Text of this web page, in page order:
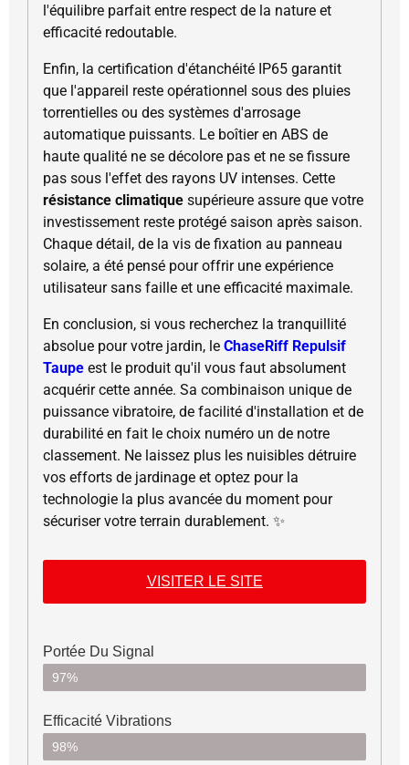
l'équilibre parfait entre respect de la nature et
efficacité redoutable.
Enfin, la certification d'étanchéité IP65 garantit
que l'appareil reste opérationnel sous des pluies
torrentielles ou des systèmes d'arrosage
automatique puissants. Le boîtier en ABS de
haute qualité ne se décolore pas et ne se fissure
pas sous l'effet des rayons UV intenses. Cette
résistance climatique supérieure assure que votre
investissement reste protégé saison après saison.
Chaque détail, de la vis de fixation au panneau
solaire, a été pensé pour offrir une expérience
utilisateur sans faille et une efficacité maximale.
En conclusion, si vous recherchez la tranquillité
absolue pour votre jardin, le ChaseRiff Repulsif
Taupe est le produit qu'il vous faut absolument
acquérir cette année. Sa combinaison unique de
puissance vibratoire, de facilité d'installation et de
durabilité en fait le choix numéro un de notre
classement. Ne laissez plus les nuisibles détruire
vos efforts de jardinage et optez pour la
technologie la plus avancée du moment pour
sécuriser votre terrain durablement. ✨
VISITER LE SITE
Portée Du Signal
97%
Efficacité Vibrations
98%